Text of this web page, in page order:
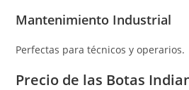
Mantenimiento Industrial
Perfectas para técnicos y operarios.
Precio de las Botas